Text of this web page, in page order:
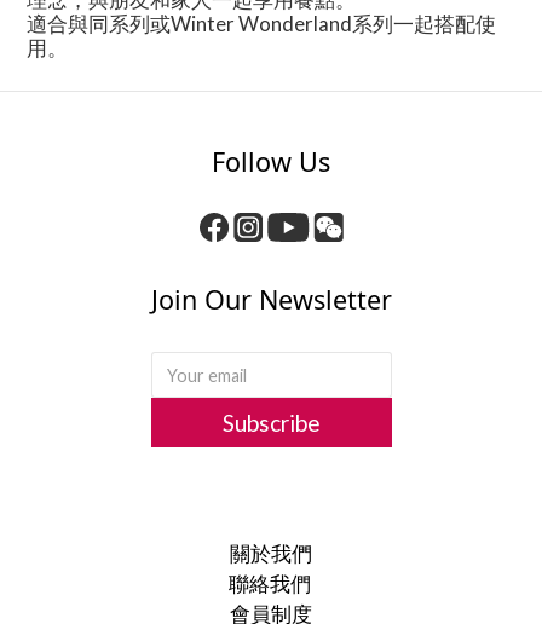
適合與同系列或Winter Wonderland系列一起搭配使
用。
Follow Us
Join Our Newsletter
Subscribe
關於我們
聯絡我們
會員制度